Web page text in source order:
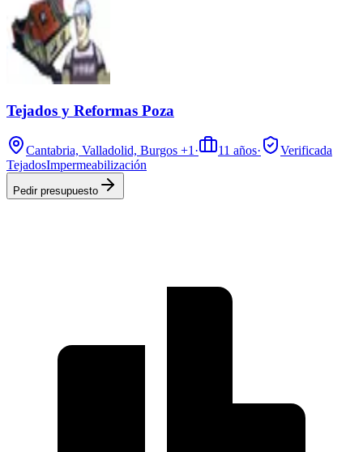
Tejados y Reformas Poza
Cantabria, Valladolid, Burgos +1 · 11 años·
Verificada
TejadosImpermeabilización
Pedir presupuesto